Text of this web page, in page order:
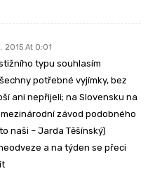
2015 At 0:01
typu souhlasím
potřebné vyjímky, bez
ani nepřijeli; na Slovensku na
závod podobného
naši – Jarda Těšínský)
a na týden se přeci